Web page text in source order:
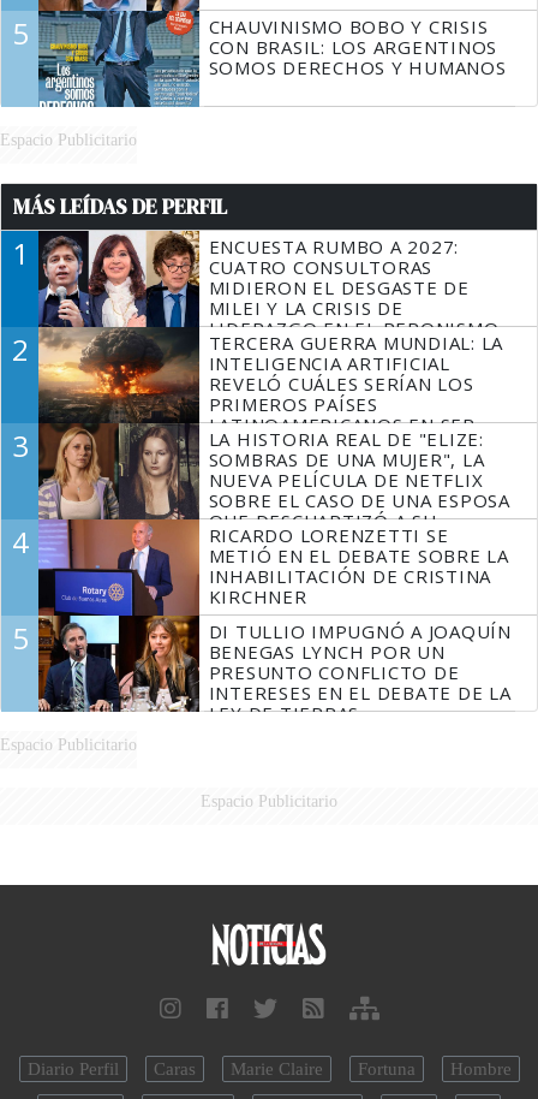
5
CHAUVINISMO BOBO Y CRISIS
CON BRASIL: LOS ARGENTINOS
SOMOS DERECHOS Y HUMANOS
Espacio Publicitario
MÁS LEÍDAS DE PERFIL
1
ENCUESTA RUMBO A 2027:
CUATRO CONSULTORAS
MIDIERON EL DESGASTE DE
MILEI Y LA CRISIS DE
LIDERAZGO EN EL PERONISMO
2
TERCERA GUERRA MUNDIAL: LA
INTELIGENCIA ARTIFICIAL
REVELÓ CUÁLES SERÍAN LOS
PRIMEROS PAÍSES
LATINOAMERICANOS EN SER
DERROTADOS
3
LA HISTORIA REAL DE "ELIZE:
SOMBRAS DE UNA MUJER", LA
NUEVA PELÍCULA DE NETFLIX
SOBRE EL CASO DE UNA ESPOSA
QUE DESCUARTIZÓ A SU
MARIDO
4
RICARDO LORENZETTI SE
METIÓ EN EL DEBATE SOBRE LA
INHABILITACIÓN DE CRISTINA
KIRCHNER
5
DI TULLIO IMPUGNÓ A JOAQUÍN
BENEGAS LYNCH POR UN
PRESUNTO CONFLICTO DE
INTERESES EN EL DEBATE DE LA
LEY DE TIERRAS
Espacio Publicitario
Espacio Publicitario
Diario Perfil Caras Marie Claire Fortuna
Hombre